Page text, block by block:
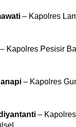
– Kapolres
– Kapolres Pesisir
– Kapolres
–